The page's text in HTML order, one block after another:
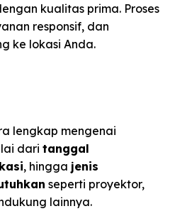
kualitas prima. Proses
responsif, dan
ke lokasi Anda.
lengkap mengenai
dari tanggal
, hingga jenis
seperti proyektor,
lainnya.